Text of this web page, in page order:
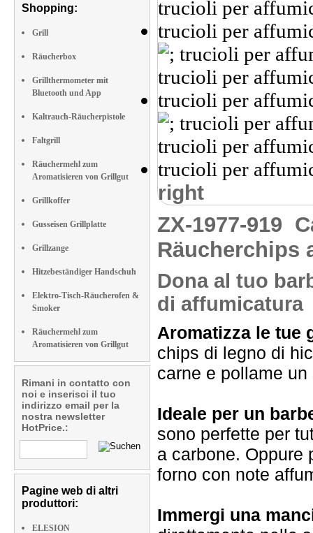
Shopping:
Grill
Räucherbox
Grillthermometer mit
Bluetooth und App
Kaltrauch-Räucherpistole
Faltgrill
Räuchermehl zum
Aromatisieren von Grillgut
Grillkoffer
Gusseisen Grillplatte
Grillzange
Hitzebeständiger Handschuh
Elektro-Tisch-Räucherofen &
Smoker
Räuchermehl zum
Aromatisieren von Grillgut
Rimani in contatto con
noi e inserisci il tuo
indirizzo email per la
nostra newsletter
HotPrice.:
Pagine web di altri
produttori:
ELESION
right
ZX-1977-919
Räucherchips
Dona al tuo
di affumicatura
Aromatizza le tue
chips di legno di
carne e pollame
Ideale per un
sono perfette per
a carbone. Oppure
forno con note
Immergi una